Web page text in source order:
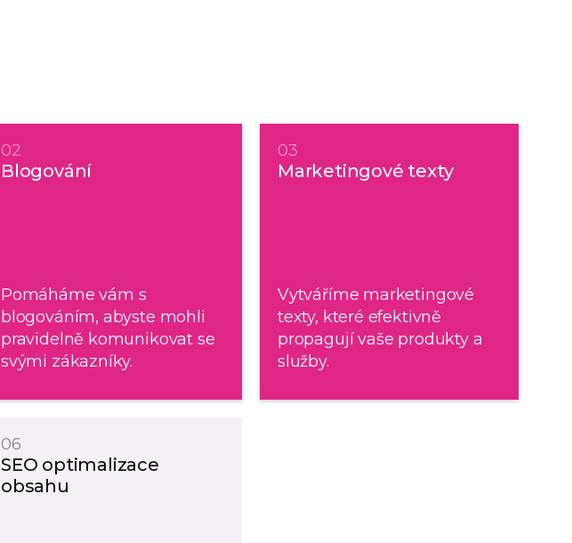
02
Blogování
Pomáháme vám s
blogováním, abyste mohli
pravidelně komunikovat se
svými zákazníky.
03
Marketingové texty
Vytváříme marketingové
texty, které efektivně
propagují vaše produkty a
služby.
06
SEO optimalizace
obsahu